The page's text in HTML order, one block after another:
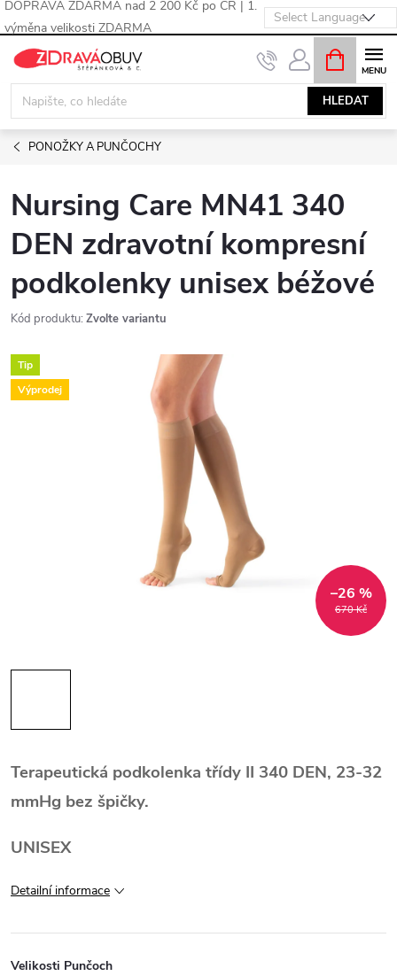
DOPRAVA ZDARMA nad 2 200 Kč po ČR | 1.
výměna velikosti ZDARMA
Přejít
obsah
HLEDAT
NÁKUPNÍ
KOŠÍK
PONOŽKY A PUNČOCHY
Nursing Care MN41 340
DEN zdravotní kompresní
podkolenky unisex béžové
Kód produktu: Zvolte variantu
Tip
Výprodej
670 Kč
–26 %
Terapeutická podkolenka třídy II 340 DEN, 23-32
mmHg bez špičky.
UNISEX
Detailní informace
Velikosti Punčoch